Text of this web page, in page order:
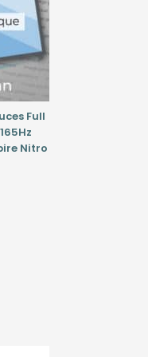
Full
Nitro